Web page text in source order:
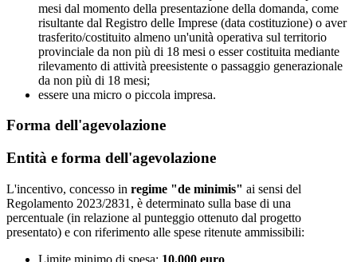
mesi dal momento della presentazione della domanda, come
risultante dal Registro delle Imprese (data costituzione) o aver
trasferito/costituito almeno un'unità operativa sul territorio
provinciale da non più di 18 mesi o esser costituita mediante
rilevamento di attività preesistente o passaggio generazionale
da non più di 18 mesi;
essere una micro o piccola impresa.
Forma dell'agevolazione
Entità e forma dell'agevolazione
L'incentivo, concesso in regime "de minimis" ai sensi del
Regolamento 2023/2831, è determinato sulla base di una
percentuale (in relazione al punteggio ottenuto dal progetto
presentato) e con riferimento alle spese ritenute ammissibili:
Limite minimo di spesa: 10.000 euro